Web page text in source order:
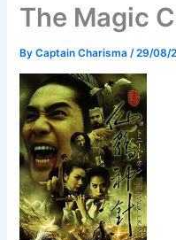
The Magic
ByCaptain Charisma /29/08/